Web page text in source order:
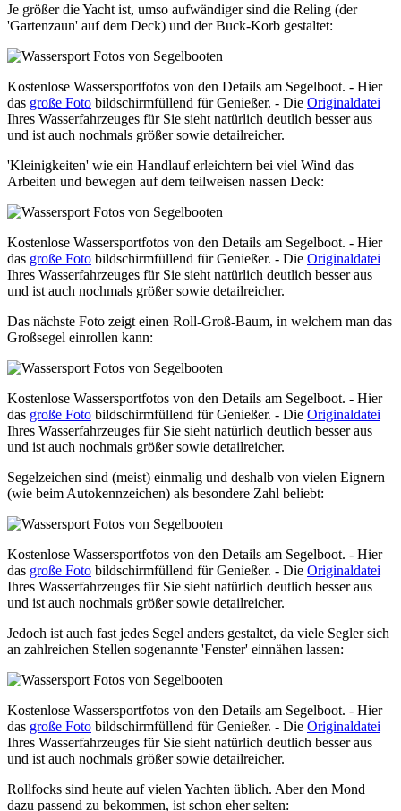
Je größer die Yacht ist, umso aufwändiger sind die Reling (der
'Gartenzaun' auf dem Deck) und der Buck-Korb gestaltet:
Kostenlose Wassersportfotos von den Details am Segelboot. - Hier
das große Foto bildschirmfüllend für Genießer. - Die Originaldatei
Ihres Wasserfahrzeuges für Sie sieht natürlich deutlich besser aus
und ist auch nochmals größer sowie detailreicher.
'Kleinigkeiten' wie ein Handlauf erleichtern bei viel Wind das
Arbeiten und bewegen auf dem teilweisen nassen Deck:
Kostenlose Wassersportfotos von den Details am Segelboot. - Hier
das große Foto bildschirmfüllend für Genießer. - Die Originaldatei
Ihres Wasserfahrzeuges für Sie sieht natürlich deutlich besser aus
und ist auch nochmals größer sowie detailreicher.
Das nächste Foto zeigt einen Roll-Groß-Baum, in welchem man das
Großsegel einrollen kann:
Kostenlose Wassersportfotos von den Details am Segelboot. - Hier
das große Foto bildschirmfüllend für Genießer. - Die Originaldatei
Ihres Wasserfahrzeuges für Sie sieht natürlich deutlich besser aus
und ist auch nochmals größer sowie detailreicher.
Segelzeichen sind (meist) einmalig und deshalb von vielen Eignern
(wie beim Autokennzeichen) als besondere Zahl beliebt:
Kostenlose Wassersportfotos von den Details am Segelboot. - Hier
das große Foto bildschirmfüllend für Genießer. - Die Originaldatei
Ihres Wasserfahrzeuges für Sie sieht natürlich deutlich besser aus
und ist auch nochmals größer sowie detailreicher.
Jedoch ist auch fast jedes Segel anders gestaltet, da viele Segler sich
an zahlreichen Stellen sogenannte 'Fenster' einnähen lassen:
Kostenlose Wassersportfotos von den Details am Segelboot. - Hier
das große Foto bildschirmfüllend für Genießer. - Die Originaldatei
Ihres Wasserfahrzeuges für Sie sieht natürlich deutlich besser aus
und ist auch nochmals größer sowie detailreicher.
Rollfocks sind heute auf vielen Yachten üblich. Aber den Mond
dazu passend zu bekommen, ist schon eher selten: